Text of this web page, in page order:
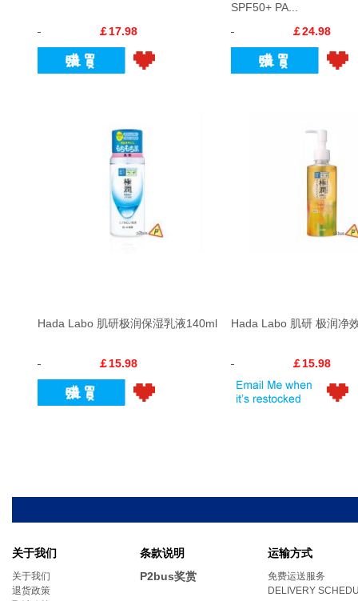
￡17.98
SPF50+ PA...
￡24.98
Hada Labo 肌研极润保湿乳液140ml
￡15.98
Hada Labo 肌研 极润净
￡15.98
关于我们
关于我们
退货政策
条款说明
P2bus奖赏
运输方式
免费运送服务
DELIVERY